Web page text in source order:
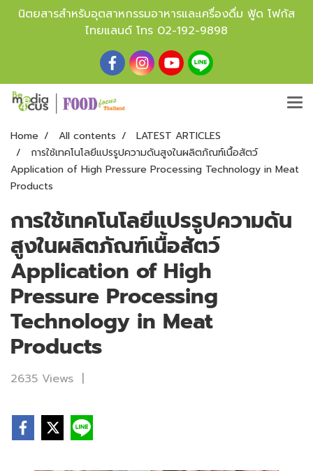
นิตยสารสำหรับอุตสาหกรรมอาหารและเครื่องดื่ม ฟู้ด โฟกัส
ไทยแลนด์ โทร 02-192-9898
Home All contents
LATEST ARTICLES
การใช้เทคโนโลยีแปรรูปความดันสูงในผลิตภัณฑ์เนื้อสัตว์
Application of High Pressure Processing Technology in Meat
Products
การใช้เทคโนโลยีแปรรูปความดัน
สูงในผลิตภัณฑ์เนื้อสัตว์
Application of High
Pressure Processing
Technology in Meat
Products
2635 Views |